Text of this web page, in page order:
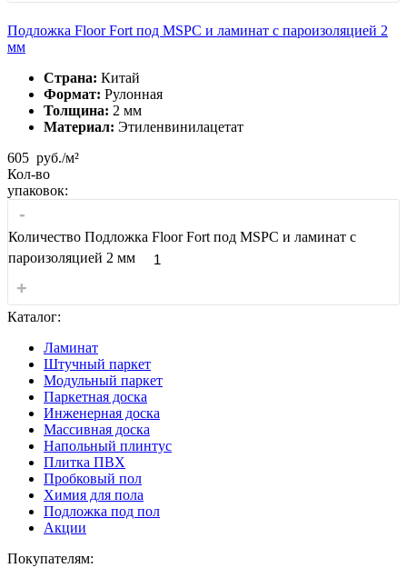
Подложка Floor Fort под MSPC и ламинат с пароизоляцией 2
мм
Страна: Китай
Формат: Рулонная
Толщина: 2 мм
Материал: Этиленвинилацетат
605 руб./м²
Кол-во
упаковок:
-
Количество Подложка Floor Fort под MSPC и ламинат с
пароизоляцией 2 мм
+
Каталог:
Ламинат
Штучный паркет
Модульный паркет
Паркетная доска
Инженерная доска
Массивная доска
Напольный плинтус
Плитка ПВХ
Пробковый пол
Химия для пола
Подложка под пол
Акции
Покупателям: